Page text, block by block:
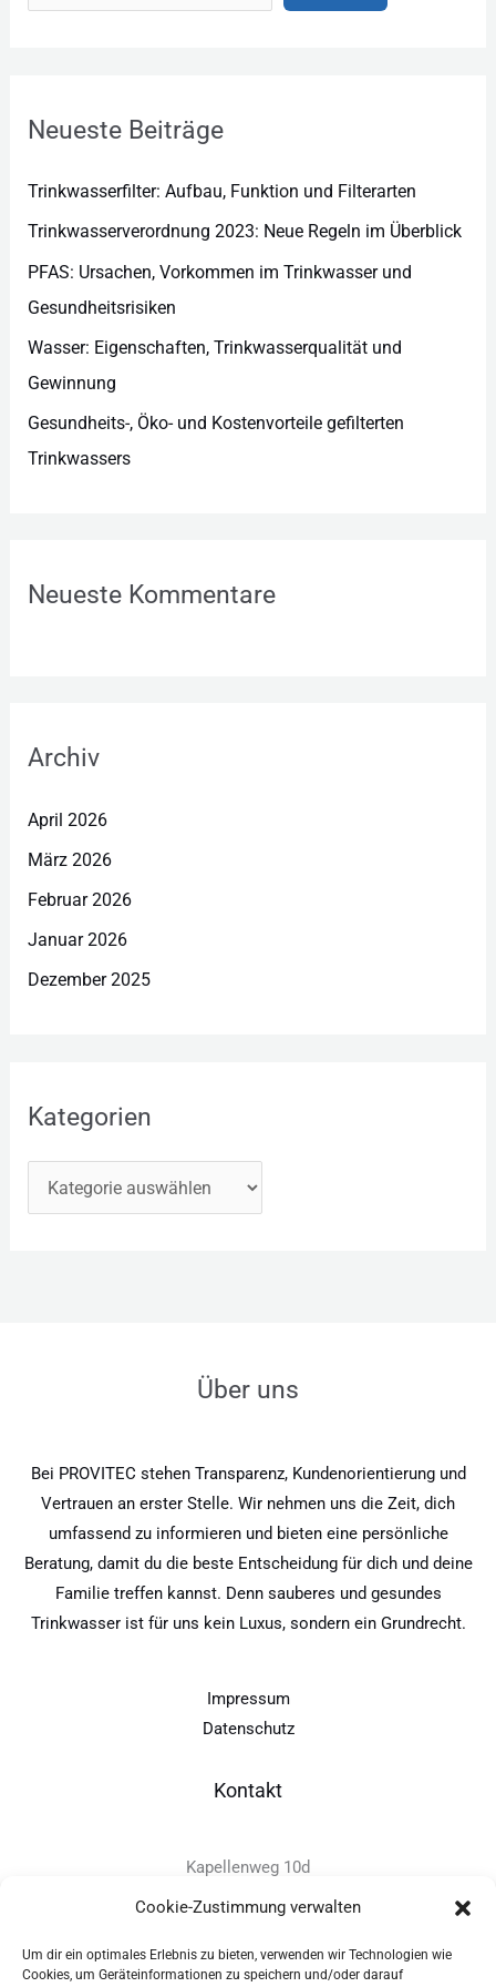
Cookie-Zustimmung verwalten
Um dir ein optimales Erlebnis zu bieten, verwenden wir Technologien wie
Cookies, um Geräteinformationen zu speichern und/oder darauf
Neueste Beiträge
Trinkwasserfilter: Aufbau, Funktion und Filterarten
Trinkwasserverordnung 2023: Neue Regeln im Überblick
PFAS: Ursachen, Vorkommen im Trinkwasser und
Gesundheitsrisiken
Wasser: Eigenschaften, Trinkwasserqualität und
Gewinnung
Gesundheits-, Öko- und Kostenvorteile gefilterten
Trinkwassers
Neueste Kommentare
Archiv
April 2026
März 2026
Februar 2026
Januar 2026
Dezember 2025
Kategorien
e
r
e
n
Über uns
Bei PROVITEC stehen Transparenz, Kundenorientierung und
Vertrauen an erster Stelle. Wir nehmen uns die Zeit, dich
umfassend zu informieren und bieten eine persönliche
Beratung, damit du die beste Entscheidung für dich und deine
Familie treffen kannst. Denn sauberes und gesundes
Trinkwasser ist für uns kein Luxus, sondern ein Grundrecht.
Impressum
Datenschutz
Kontakt
Kapellenweg 10d
D-94575 Windorf
+49 - (0)8546 - 97 39 0